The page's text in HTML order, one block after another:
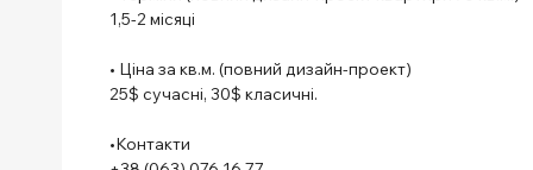
1,5-2 місяці
• Ціна за кв.м. (повний дизайн-проект)
25$ сучасні, 30$ класичні.
•Контакти